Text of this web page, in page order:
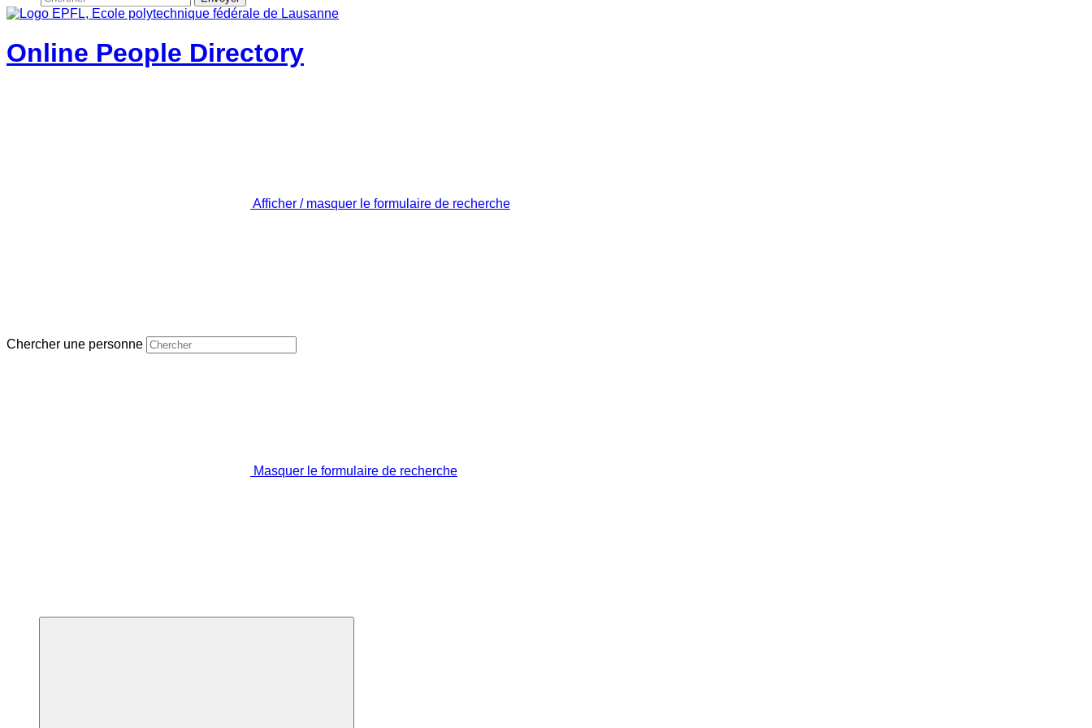
Online People Directory
Afficher / masquer le formulaire de recherche
Chercher une personne
Masquer le formulaire de recherche